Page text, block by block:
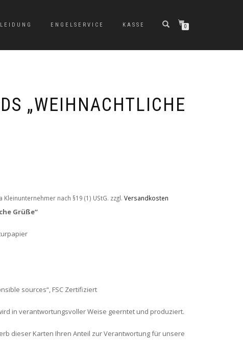
ENGELSERVICE KASSE 0
„WEIHNACHTLICHE
nach §19 (1) UStG. zzgl. Versandkosten
Grüße“
sources“, FSC Zertifiziert
in verantwortungsvoller Weise geerntet und produziert.
dieser Karten Ihren Anteil zur Verantwortung für unsere